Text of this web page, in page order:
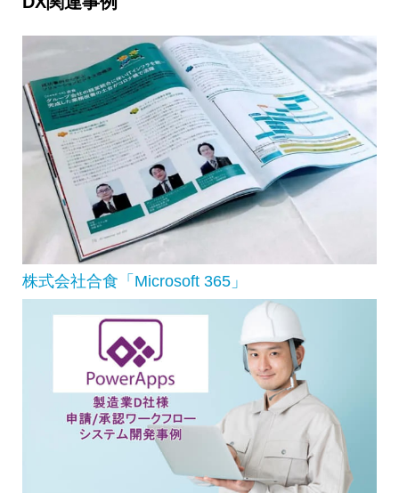
株式会社合食「Microsoft 365」